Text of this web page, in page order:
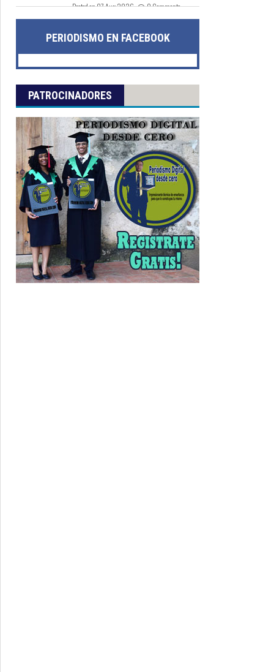
Posted on 07 Aug 2026 - 0 Comments
PERIODISMO EN FACEBOOK
PATROCINADORES